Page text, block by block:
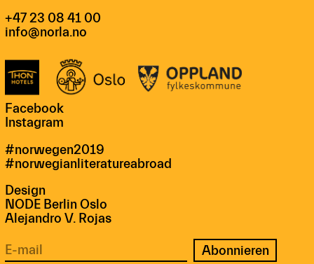
+47 23 08 41 00
info@norla.no
Facebook
Instagram
#norwegen2019
#norwegianliteratureabroad
Design
NODE Berlin Oslo
Alejandro V. Rojas
Abonnieren